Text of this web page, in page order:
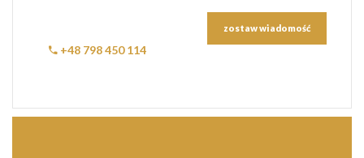
+48 798 450 114
zostaw wiadomość